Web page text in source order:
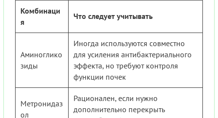
Комбинаци
я
Что следует учитывать
Аминоглико
зиды
Иногда используются совместно
для усиления антибактериального
эффекта, но требуют контроля
функции почек
Метронидаз
ол
Рационален, если нужно
дополнительно перекрыть